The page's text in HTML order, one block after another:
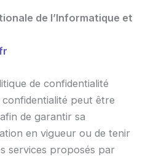
de l’Informatique et
de confidentialité
peut être
de garantir sa
en vigueur ou de tenir
services proposés par